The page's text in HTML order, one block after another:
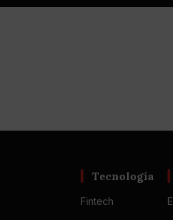
Tecnología
Fintech